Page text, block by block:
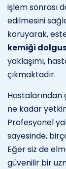
işlem sonrası
edilmesini
koruyarak,
kemiği
yaklaşımı,
çıkmaktadır.
Hastalarından
ne kadar
Profesyonel
sayesinde,
Eğer siz de
güvenilir bir